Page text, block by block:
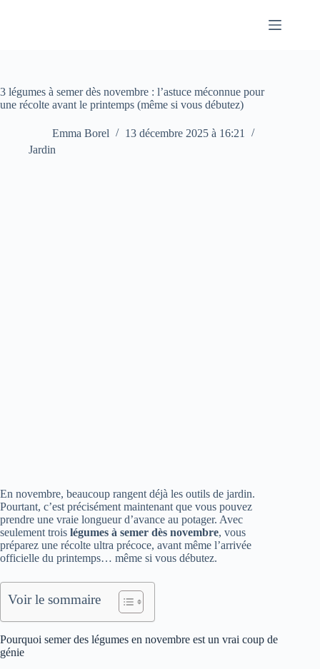
3 légumes à semer dès novembre : l’astuce méconnue pour
une récolte avant le printemps (même si vous débutez)
Emma Borel
13 décembre 2025 à 16:21
Jardin
En novembre, beaucoup rangent déjà les outils de jardin.
Pourtant, c’est précisément maintenant que vous pouvez
prendre une vraie longueur d’avance au potager. Avec
seulement trois légumes à semer dès novembre, vous
préparez une récolte ultra précoce, avant même l’arrivée
officielle du printemps… même si vous débutez.
Voir le sommaire
Pourquoi semer des légumes en novembre est un vrai coup de
génie